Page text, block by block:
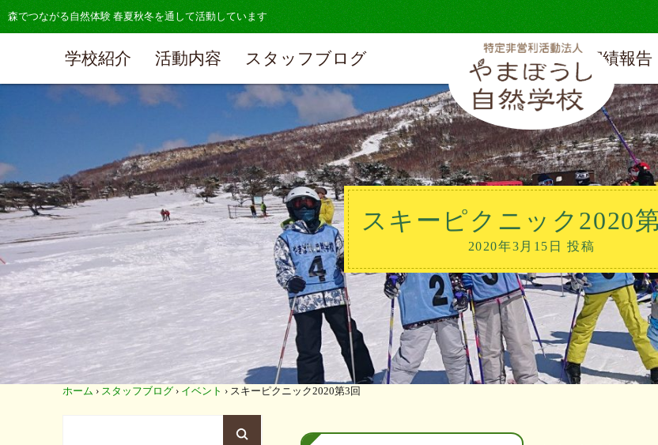
森でつながる自然体験 春夏秋冬を通して活動しています
学校紹介 活動内容 スタッフブログ 実績報告
スキーピクニック2020
2020年3月15日 投稿
ホーム › スタッフブログ › イベント › スキーピクニック2020第3回